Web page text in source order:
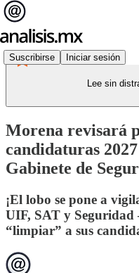
Suscribirse Iniciar sesión
Lee sin
Morena revisará
candidaturas
Gabinete de
¡El lobo se pone a
UIF, SAT y
“limpiar” a sus